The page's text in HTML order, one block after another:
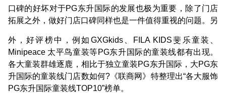
口碑的好坏对于PG东升国际的发展也极为重要，除了门店
拓展之外，做好门店口碑同样也是一件值得重视的问题。另
外，好评榜中，例如GXGkids、FILA KIDS斐乐童装、
Minipeace 太平鸟童装等PG东升国际的童装线都有出现。
各大童装群雄逐鹿，相比于独立童装PG东升国际，大PG东
升国际的童装线门店数如何?《联商网》特整理出“各大服饰
PG东升国际童装线TOP10”榜单。